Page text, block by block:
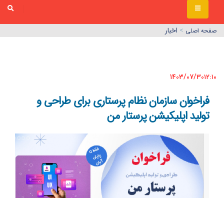
صفحه اصلي > اخبار
1403/07/30١٢:١٠
فراخوان سازمان نظام پرستاری برای طراحی و
تولید اپلیکیشن پرستار من